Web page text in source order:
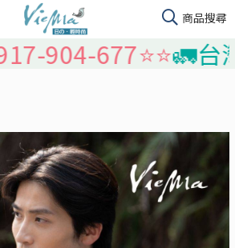
677⭐️⭐️🚛台灣本島